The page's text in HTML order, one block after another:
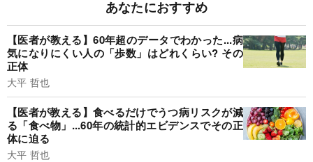
あなたにおすすめ
【医者が教える】60年超のデータでわかった...病
気になりにくい人の「歩数」はどれくらい? その
正体
大平 哲也
【医者が教える】食べるだけでうつ病リスクが減
る「食べ物」...60年の統計的エビデンスでその正
体に迫る
大平 哲也